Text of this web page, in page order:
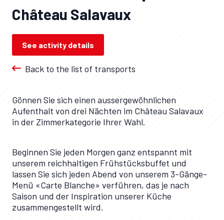
Château Salavaux
See activity details
Back to the list of transports
Gönnen Sie sich einen aussergewöhnlichen
Aufenthalt von drei Nächten im Château Salavaux
in der Zimmerkategorie Ihrer Wahl.
Beginnen Sie jeden Morgen ganz entspannt mit
unserem reichhaltigen Frühstücksbuffet und
lassen Sie sich jeden Abend von unserem 3-Gänge-
Menü «Carte Blanche» verführen, das je nach
Saison und der Inspiration unserer Küche
zusammengestellt wird.